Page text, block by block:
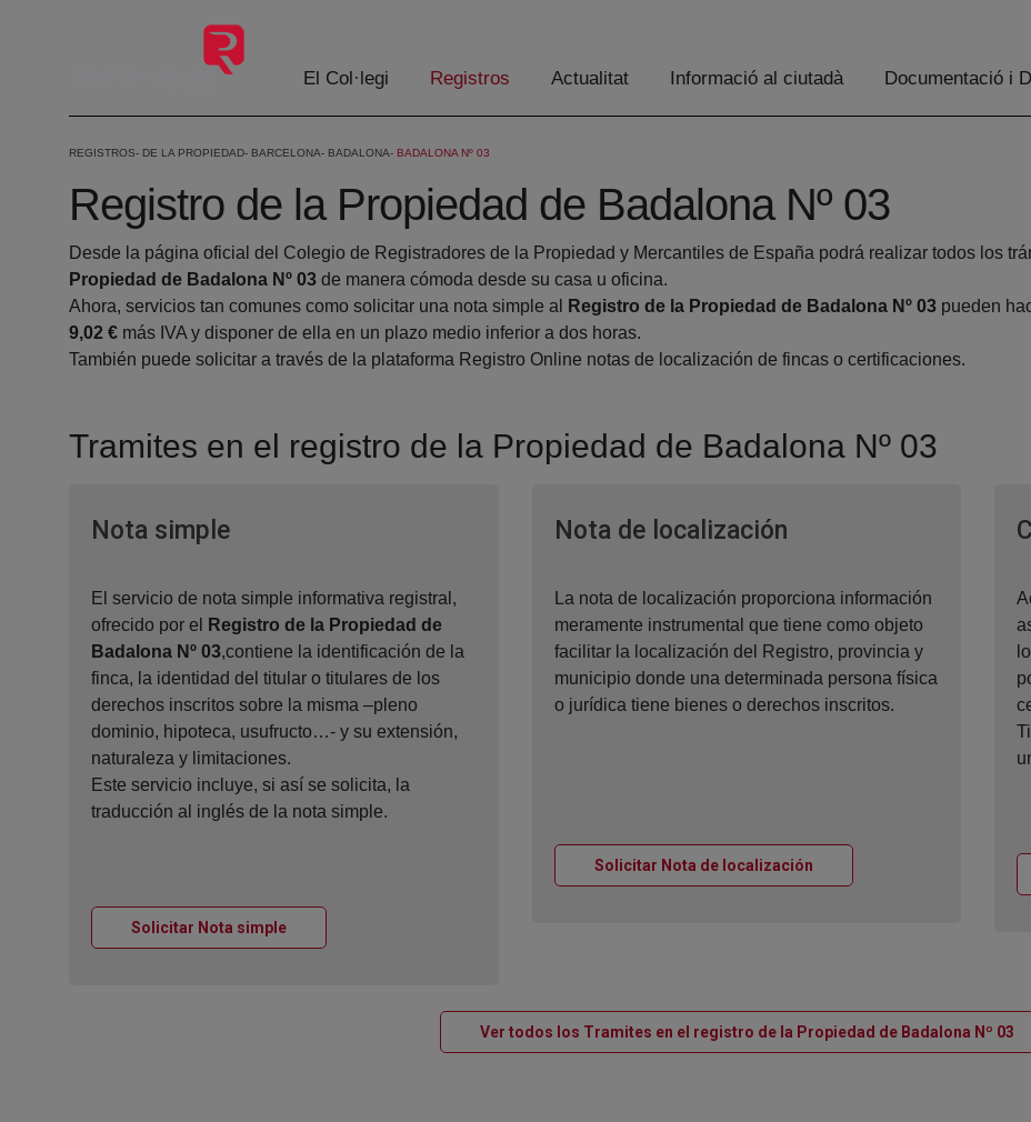
Salta al contingut principal
El Col·legi Registros Actualitat Informació al ciutadà Documentació i
REGISTROS DE LA PROPIEDAD BARCELONA BADALONA BADALONA Nº 03
Registro de la Propiedad de Badalona Nº 03
Desde la página oficial del Colegio de Registradores de la Propiedad y Mercantiles de España podrá realizar todos los
Propiedad de Badalona Nº 03 de manera cómoda desde su casa u oficina.
Ahora, servicios tan comunes como solicitar una nota simple al
Registro de la Propiedad de Badalona Nº 03 pueden
9,02 € más IVA y disponer de ella en un plazo medio inferior a dos horas.
También puede solicitar a través de la plataforma Registro Online notas de localización de fincas o certificaciones.
Tramites en el registro de la Propiedad de Badalona Nº 03
Nota simpleVentana nueva
El servicio de nota simple informativa registral,
ofrecido por el
Registro de la Propiedad de
Badalona Nº 03,contiene la identificación de la
finca, la identidad del titular o titulares de los
derechos inscritos sobre la misma –pleno
dominio, hipoteca, usufructo…- y su extensión,
naturaleza y limitaciones.
Este servicio incluye, si así se solicita, la
traducción al inglés de la nota simple.
Solicitar Nota simpleVentana nueva
Nota de localizaciónVentana nueva
La nota de localización proporciona información
meramente instrumental que tiene como objeto
facilitar la localización del Registro, provincia y
municipio donde una determinada persona física
o jurídica tiene bienes o derechos inscritos.
Solicitar Nota de localizaciónVentana nueva
Ver todos los Tramites en el registro de la Propiedad de Badalona Nº 03